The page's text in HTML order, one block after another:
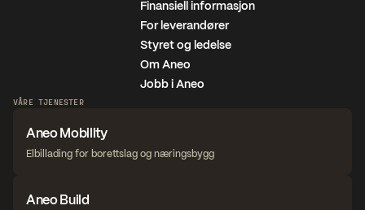
Finansiell informasjon
For leverandører
Styret og ledelse
Om Aneo
Jobb i Aneo
VÅRE TJENESTER
Aneo Mobility
Elbillading for borettslag og næringsbygg
Aneo Build